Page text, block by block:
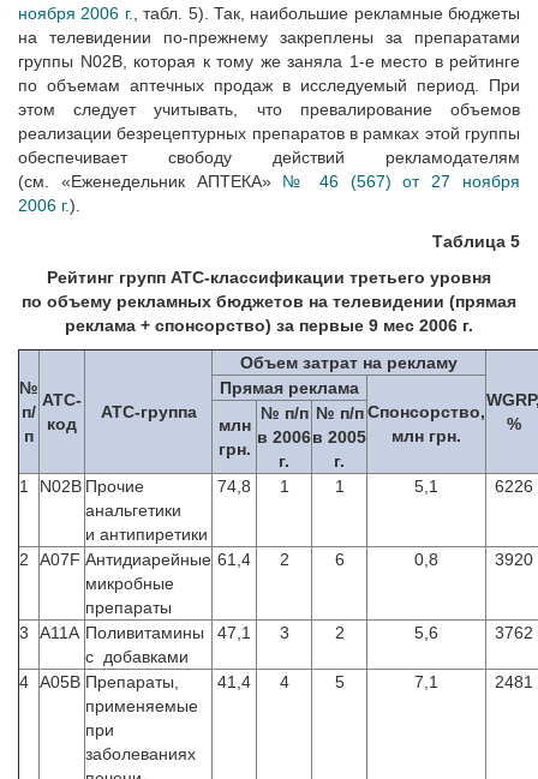
ноября 2006 г.
, табл. 5). Так, наибольшие рекламные бюджеты
на телевидении по-прежнему закреплены за препаратами
группы N02B, которая к тому же заняла 1-е место в рейтинге
по объемам аптечных продаж в исследуемый период. При
этом следует учитывать, что превалирование объемов
реализации безрецептурных препаратов в рамках этой группы
обеспечивает свободу действий рекламодателям
(см. «Еженедельник АПТЕКА» № 46 (567) от 27 ноября
2006 г.).
Таблица 5
Рейтинг групп АТС-классификации третьего уровня
по объему рекламных бюджетов на телевидении (прямая
реклама + спонсорство) за первые 9 мес 2006 г.
№
п/
п
ATC-
код
АТС-группа
Объем затрат на рекламу
%
Прямая реклама
Спонсорство,
млн грн.
млн
грн.
№ п/п
в 2006
г.
№ п/п
в 2005
г.
1
N02B Прочие
анальгетики
и антипиретики
74,8 1 1 5,1 6226
2 A07F Антидиарейные
микробные
препараты
61,4 2 6 0,8 3920
3 A11A Поливитамины
с добавками
47,1 3 2 5,6 3762
4 A05B Препараты,
применяемые
при
заболеваниях
41,4 4 5 7,1 2481